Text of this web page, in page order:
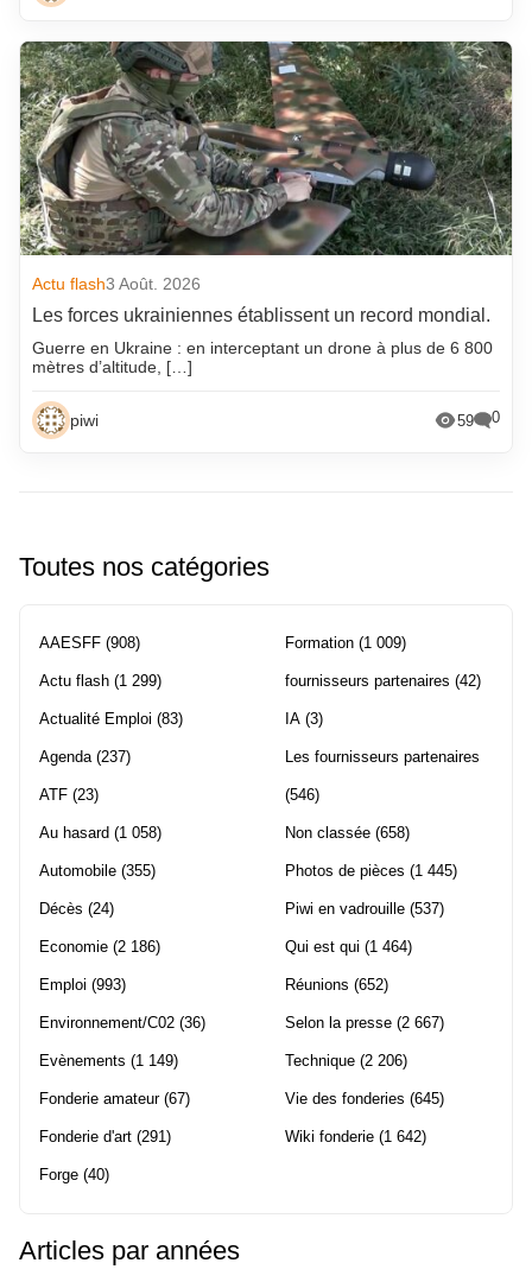
Actu flash3 Août. 2026
Les forces ukrainiennes établissent un record mondial.
Guerre en Ukraine : en interceptant un drone à plus de 6 800
mètres d’altitude, […]
piwi 59 0
Toutes nos catégories
AAESFF (908)
Actu flash (1 299)
Actualité Emploi (83)
Agenda(237)
ATF (23)
Au hasard (1 058)
Automobile (355)
Décès (24)
Economie (2 186)
Emploi (993)
Environnement/C02 (36)
Evènements (1 149)
Fonderie amateur(67)
Fonderie d'art (291)
Forge (40)
Formation (1 009)
fournisseurs partenaires (42)
IA (3)
Les fournisseurs partenaires
(546)
Non classée (658)
Photos de pièces (1 445)
Piwi en vadrouille (537)
Qui est qui (1 464)
Réunions (652)
Selon la presse (2 667)
Technique (2 206)
Vie des fonderies (645)
Wiki fonderie (1 642)
Articles par années